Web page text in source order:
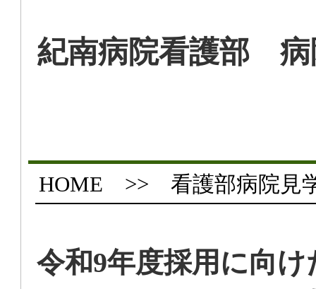
紀南病院看護部 病
HOME >> 看護部病院見
令和9年度採用に向